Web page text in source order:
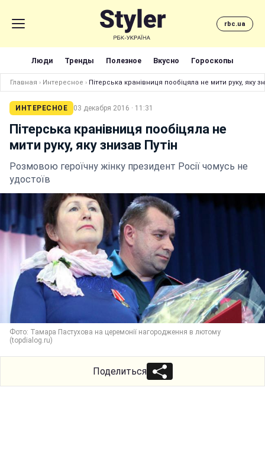
rbc.ua
Люди Тренды Полезное Вкусно Гороскопы
Главная › Интересное › Пітерська кранівниця пообіцяла не мити руку, яку
ИНТЕРЕСНОЕ 03 декабря 2016 · 11:31
Пітерська кранівниця пообіцяла не
мити руку, яку знизав Путін
Розмовою героїчну жінку президент Росії чомусь не
удостоїв
Фото: Тамара Пастухова на церемонії нагородження в лютому
(topdialog.ru)
Поделиться